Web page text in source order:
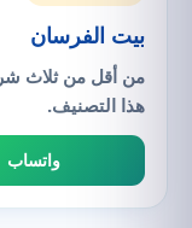
بيت الفرسان
من أقل من ثلاث
هذا التصنيف.
واتساب